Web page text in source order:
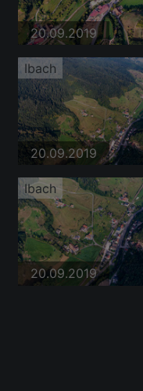
20.09.2019
Ibach
20.09.2019
Ibach
20.09.2019